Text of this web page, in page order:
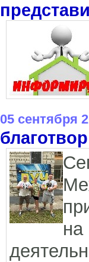
05 сентября